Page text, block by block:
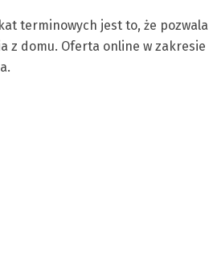
terminowych jest to, że
z domu. Oferta online w zakresie